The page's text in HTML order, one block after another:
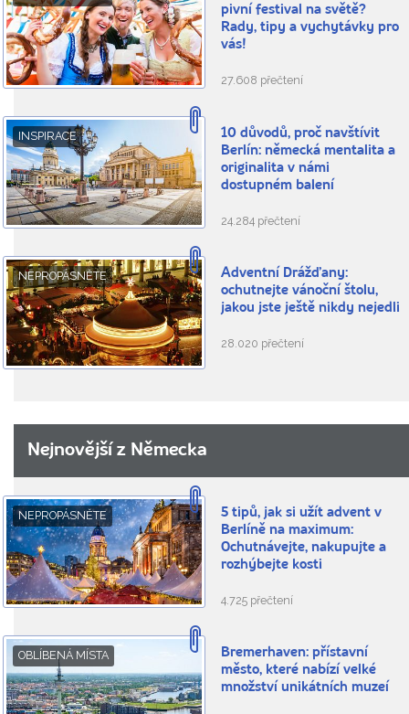
pivní festival na světě?
Rady, tipy a vychytávky pro
vás!
27.608 přečtení
INSPIRACE
10 důvodů, proč navštívit
Berlín: německá mentalita a
originalita v námi
dostupném balení
24.284 přečtení
NEPROPÁSNĚTE
Adventní Drážďany:
ochutnejte vánoční štolu,
jakou jste ještě nikdy nejedli
28.020 přečtení
Nejnovější z Německa
NEPROPÁSNĚTE
5 tipů, jak si užít advent v
Berlíně na maximum:
Ochutnávejte, nakupujte a
rozhýbejte kosti
4.725 přečtení
OBLÍBENÁ MÍSTA
Bremerhaven: přístavní
město, které nabízí velké
množství unikátních muzeí